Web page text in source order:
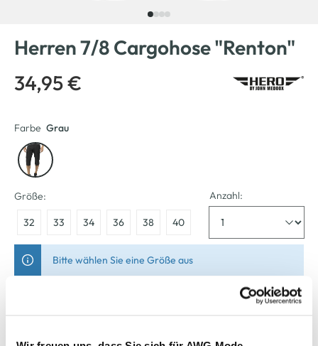
Herren 7/8 Cargohose "Renton"
34,95 €
Farbe Grau
Größe:
32 33 34 36 38 40
Anzahl:
Bitte wählen Sie eine Größe aus